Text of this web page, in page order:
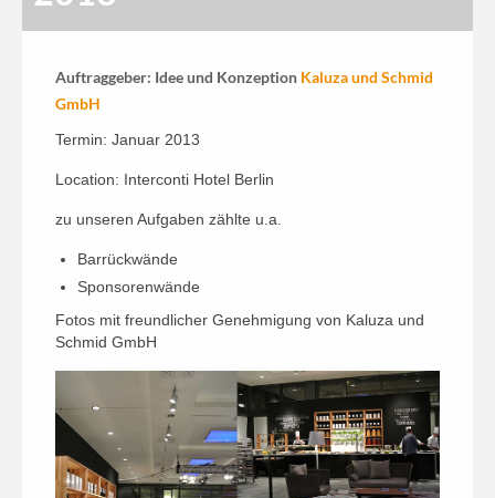
Auftraggeber: Idee und Konzeption Kaluza und Schmid
GmbH
Termin: Januar 2013
Location: Interconti Hotel Berlin
zu unseren Aufgaben zählte u.a.
Barrückwände
Sponsorenwände
Fotos mit freundlicher Genehmigung von Kaluza und
Schmid GmbH